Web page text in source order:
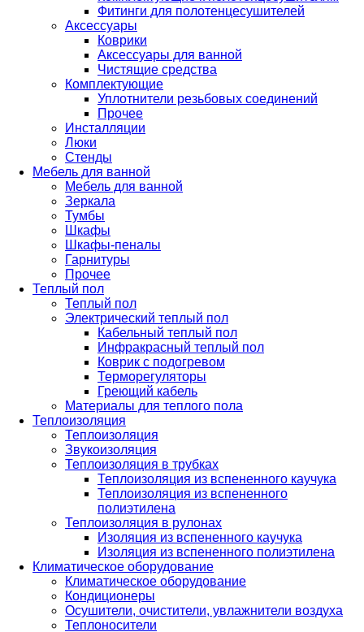
Фитинги для полотенцесушителей
Аксессуары
Коврики
Аксессуары для ванной
Чистящие средства
Комплектующие
Уплотнители резьбовых соединений
Прочее
Инсталляции
Люки
Стенды
Мебель для ванной
Мебель для ванной
Зеркала
Тумбы
Шкафы
Шкафы-пеналы
Гарнитуры
Прочее
Теплый пол
Теплый пол
Электрический теплый пол
Кабельный теплый пол
Инфракрасный теплый пол
Коврик с подогревом
Терморегуляторы
Греющий кабель
Материалы для теплого пола
Теплоизоляция
Теплоизоляция
Звукоизоляция
Теплоизоляция в трубках
Теплоизоляция из вспененного каучука
Теплоизоляция из вспененного
полиэтилена
Теплоизоляция в рулонах
Изоляция из вспененного каучука
Изоляция из вспененного полиэтилена
Климатическое оборудование
Климатическое оборудование
Кондиционеры
Осушители, очистители, увлажнители воздуха
Теплоносители